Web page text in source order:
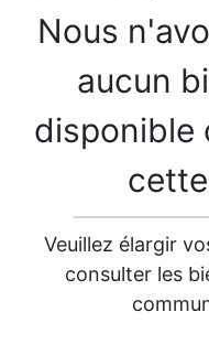
Nous
aucun
disponible
Veuillez élargir
consulter les